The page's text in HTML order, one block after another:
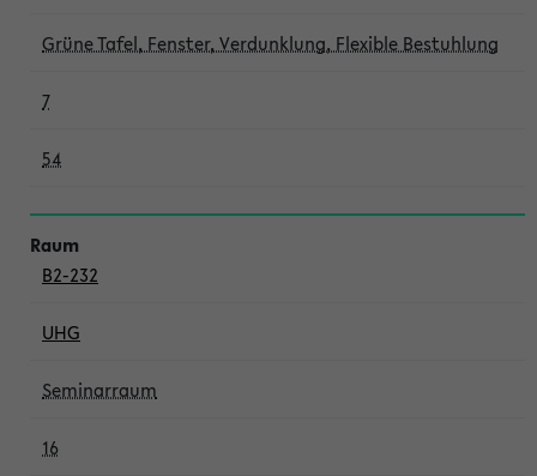
Grüne Tafel, Fenster, Verdunklung, Flexible Bestuhlung
7
54
B2-232
UHG
Seminarraum
16